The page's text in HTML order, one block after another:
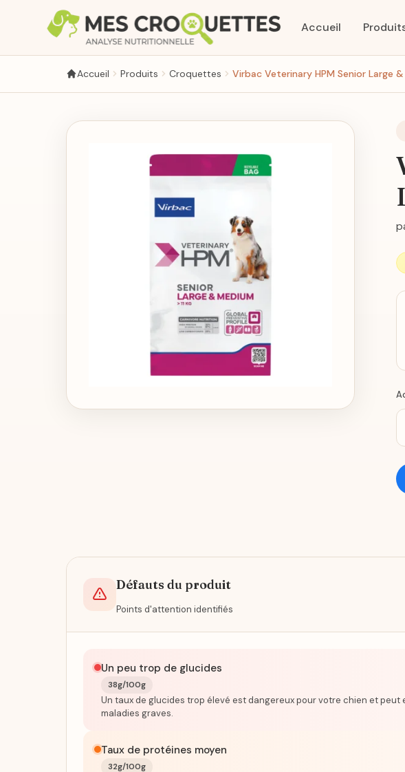
Aller au contenu principal
Accueil
Accueil Produits Croquettes Virbac Veterinary HPM Senior Large
Défauts du produit
Points d'attention identifiés
Un peu trop de glucides
38g/100g
Un taux de glucides trop élevé est dangereux pour votre chien et peut
maladies graves.
Taux de protéines moyen
32g/100g